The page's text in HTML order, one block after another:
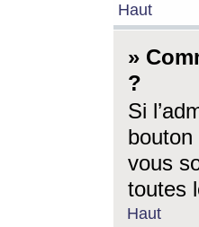
Haut
»
?
Si
vous
toutes
Haut